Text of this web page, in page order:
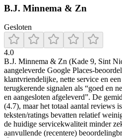
B.J. Minnema & Zn
Gesloten
4.0
B.J. Minnema & Zn (Kade 9, Sint
aangeleverde Google Places-
klantvriendelijke, nette service en
terugkerende signalen als “goed en
en aangesloten afgeleverd”. De
(4.7), maar het totaal aantal reviews
teksten/ratings bevatten relatief
de huidige servicekwaliteit minder
aanvullende (recentere)